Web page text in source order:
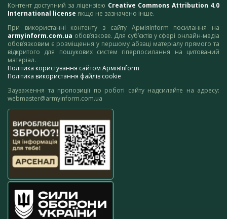
Контент доступний за ліцензією Creative Commons Attribution 4.0
International license якщо не зазначено інше.
При використанні контенту з сайту АрміяInform посилання на
armyinform.com.ua обов’язкове. Для суб’єктів у сфері онлайн-медіа
обов’язковим є розміщення у першому абзаці матеріалу прямого та
відкритого для пошукових систем гіперпосилання на цитований
матеріал.
Політика користування сайтом АрміяInform
Політика використання файлів cookie
Зауваження та пропозиції по роботі сайту надсилайте на адресу:
webmaster@armyinform.com.ua